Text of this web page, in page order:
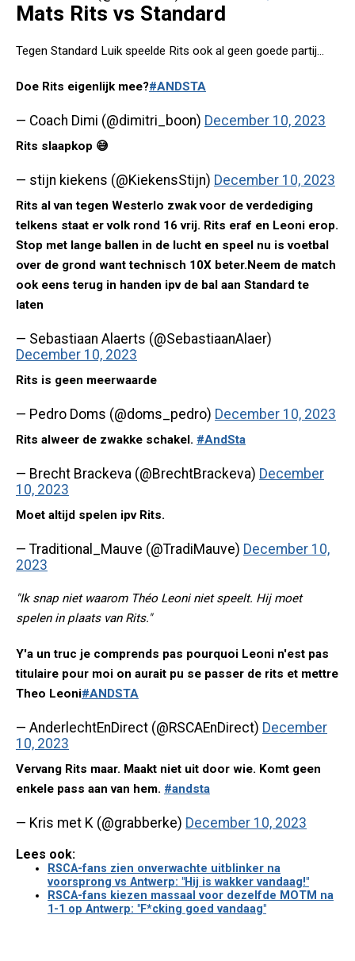
Mats Rits vs Standard
Tegen Standard Luik speelde Rits ook al geen goede partij...
Doe Rits eigenlijk mee?#ANDSTA
— Coach Dimi (@dimitri_boon) December 10, 2023
Rits slaapkop 😅
— stijn kiekens (@KiekensStijn) December 10, 2023
Rits al van tegen Westerlo zwak voor de verdediging
telkens staat er volk rond 16 vrij. Rits eraf en Leoni erop.
Stop met lange ballen in de lucht en speel nu is voetbal
over de grond want technisch 10X beter.Neem de match
ook eens terug in handen ipv de bal aan Standard te
laten
— Sebastiaan Alaerts (@SebastiaanAlaer)
December 10, 2023
Rits is geen meerwaarde
— Pedro Doms (@doms_pedro) December 10, 2023
Rits alweer de zwakke schakel. #AndSta
— Brecht Brackeva (@BrechtBrackeva) December
10, 2023
Moet altijd spelen ipv Rits.
— Traditional_Mauve (@TradiMauve) December 10,
2023
"Ik snap niet waarom Théo Leoni niet speelt. Hij moet
spelen in plaats van Rits."
Y'a un truc je comprends pas pourquoi Leoni n'est pas
titulaire pour moi on aurait pu se passer de rits et mettre
Theo Leoni#ANDSTA
— AnderlechtEnDirect (@RSCAEnDirect) December
10, 2023
Vervang Rits maar. Maakt niet uit door wie. Komt geen
enkele pass aan van hem. #andsta
— Kris met K (@grabberke) December 10, 2023
Lees ook:
RSCA-fans zien onverwachte uitblinker na
voorsprong vs Antwerp: "Hij is wakker vandaag!"
RSCA-fans kiezen massaal voor dezelfde MOTM na
1-1 op Antwerp: "F*cking goed vandaag"